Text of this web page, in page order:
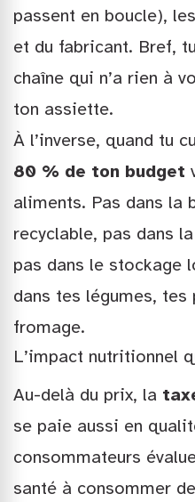
passent en boucle),
et du fabricant. Bref,
chaîne qui n’a rien à
ton assiette.
À l’inverse, quand tu
80 % de ton budget
aliments. Pas dans la
recyclable, pas dans
pas dans le stockage
dans tes légumes,
fromage.
L’impact nutritionnel
Au-delà du prix, la
se paie aussi en
consommateurs
santé à consommer